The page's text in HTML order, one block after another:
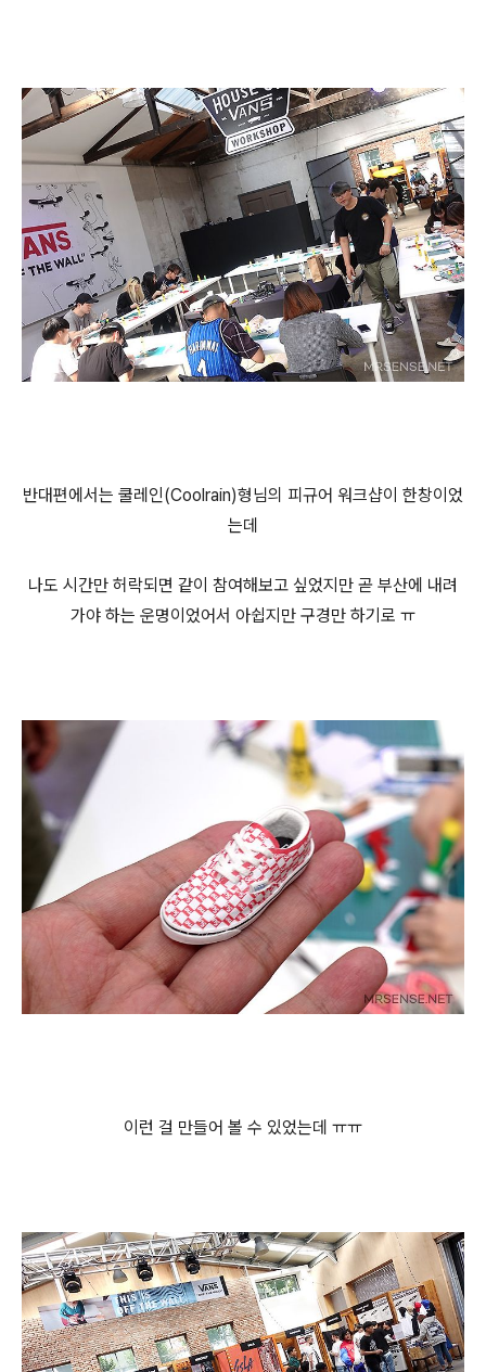
반대편에서는 쿨레인(Coolrain)형님의 피규어 워크샵이 한창이었
는데
나도 시간만 허락되면 같이 참여해보고 싶었지만 곧 부산에 내려
가야 하는 운명이었어서 아쉽지만 구경만 하기로 ㅠ
이런 걸 만들어 볼 수 있었는데 ㅠㅠ